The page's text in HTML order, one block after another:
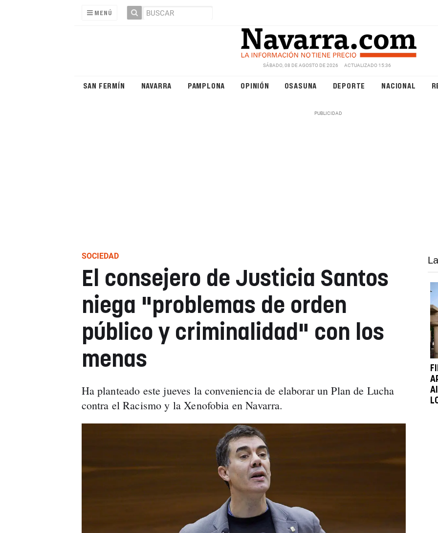
MENÚ
SÁBADO, 08 DE AGOSTO DE 2026 ACTUALIZADO 15:36
SAN FERMÍN NAVARRA PAMPLONA OPINIÓN OSASUNA DEPORTE NACIONAL
SOCIEDAD
El consejero de Justicia Santos
niega "problemas de orden
público y criminalidad" con los
menas
Ha planteado este jueves la conveniencia de elaborar un Plan de Lucha
contra el Racismo y la Xenofobia en Navarra.